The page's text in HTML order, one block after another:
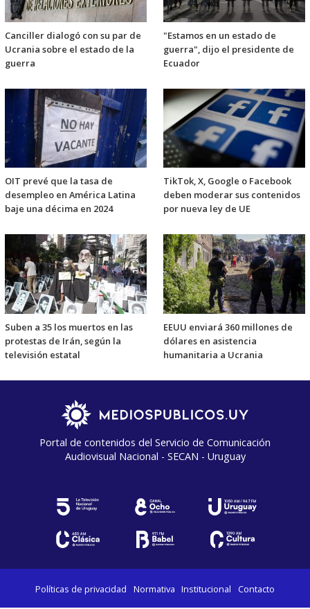
Canciller dialogó con su par de
Ucrania sobre el estado de la
guerra
"Estamos en un estado de
guerra", dijo el presidente de
Ecuador
OIT prevé que la tasa de
desempleo en América Latina
baje una décima en 2024
TikTok, X, Google o Facebook
deben moderar sus contenidos
por nueva ley de UE
Suben a 35 los muertos en las
protestas de Irán, según la
televisión estatal
EEUU enviará 360 millones de
dólares en asistencia
humanitaria a Ucrania
Portal de contenidos del Servicio de Comunicación
Audiovisual Nacional - SECAN - Uruguay
Políticas de privacidad Normativa Institucional Contacto